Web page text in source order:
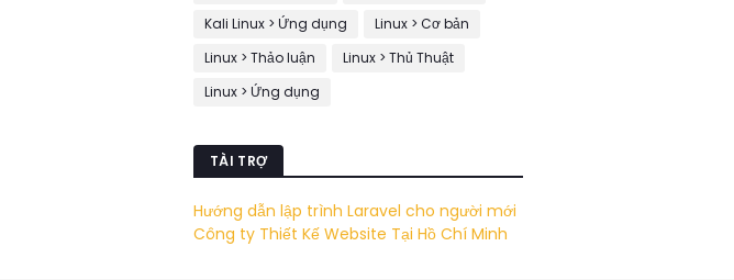
Kali Linux > Ứng dụng
Linux > Cơ bản
Linux > Thảo luận
Linux > Thủ Thuật
Linux > Ứng dụng
TÀI TRỢ
Hướng dẫn lập trình Laravel cho người mới
Công ty Thiết Kế Website Tại Hồ Chí Minh